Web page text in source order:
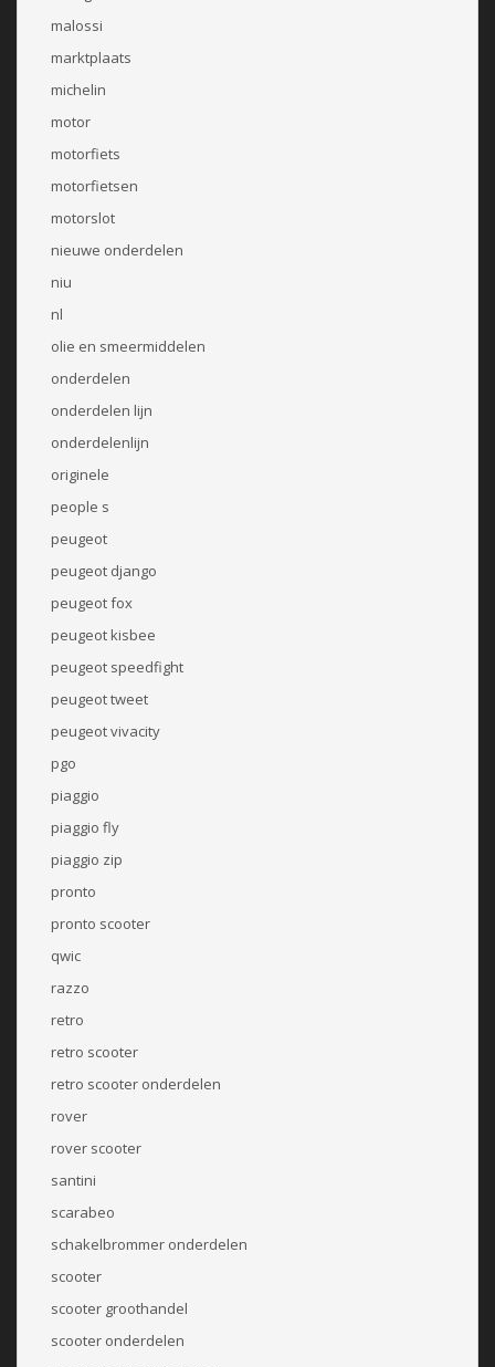
malossi
marktplaats
michelin
motor
motorfiets
motorfietsen
motorslot
nieuwe onderdelen
niu
nl
olie en smeermiddelen
onderdelen
onderdelen lijn
onderdelenlijn
originele
people s
peugeot
peugeot django
peugeot fox
peugeot kisbee
peugeot speedfight
peugeot tweet
peugeot vivacity
pgo
piaggio
piaggio fly
piaggio zip
pronto
pronto scooter
qwic
razzo
retro
retro scooter
retro scooter onderdelen
rover
rover scooter
santini
scarabeo
schakelbrommer onderdelen
scooter
scooter groothandel
scooter onderdelen